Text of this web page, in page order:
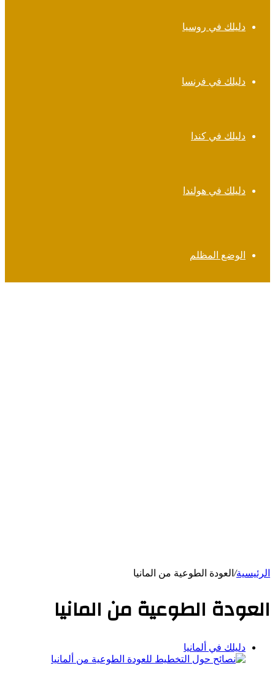
دليلك في روسيا
دليلك في فرنسا
دليلك في كندا
دليلك في هولندا
الوضع المظلم
الرئيسية/ العودة الطوعية من المانيا
العودة الطوعية من المانيا
دليلك في ألمانيا